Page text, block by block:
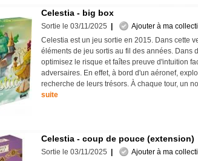
Celestia - big box
Sortie le 03/11/2025
Ajouter à ma
Celestia est un jeu sortie en 2015. Dans cette
éléments de jeu sortis au fil des années. Dans
optimisez le risque et faîtes preuve d'intuition
adversaires. En effet, à bord d'un aéronef,
recherche de leurs trésors. À chaque tour, un
suite
Celestia - coup de pouce (extension)
Sortie le 03/11/2025
Ajouter à ma